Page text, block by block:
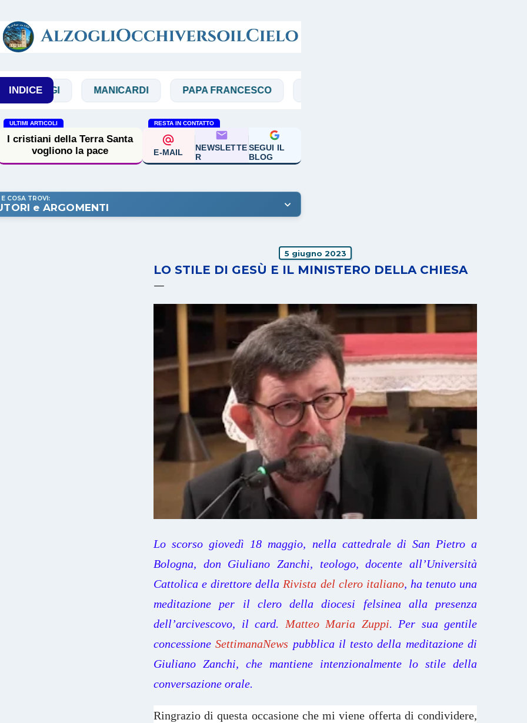
INDICE MANICARDI PAPA FRANCESCO
ULTIMI ARTICOLI
I cristiani della Terra Santa
vogliono la pace
RESTA IN CONTATTO
E-MAIL
NEWSLETTE
R
SEGUI IL
BLOG
E COSA TROVI:
e ARGOMENTI
5 giugno 2023
LO STILE DI GESÙ E IL MINISTERO DELLA CHIESA
Lo scorso giovedì 18 maggio, nella cattedrale di San Pietro a
Bologna, don Giuliano Zanchi, teologo, docente all’Università
Cattolica e direttore dellaRivista del clero italiano, ha tenuto una
meditazione per il clero della diocesi felsinea alla presenza
dell’arcivescovo, il card. Matteo Maria Zuppi. Per sua gentile
concessioneSettimanaNews pubblica il testo della meditazione di
Giuliano Zanchi, che mantiene intenzionalmente lo stile della
conversazione orale.
Ringrazio di questa occasione che mi viene offerta di condividere,